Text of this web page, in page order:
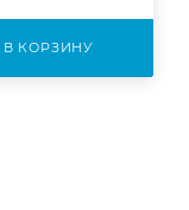
В КОРЗИНУ